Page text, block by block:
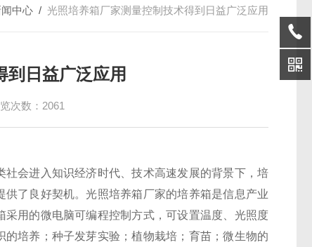
中心 / 光照培养箱厂家测量控制技术得到日益广泛应用
到日益广泛应用
次数：2061
会进入知识经济时代、技术高速发展的背景下，培
了良好契机。光照培养箱厂家的培养箱是信息产业
用的微电脑可编程控制方式，可设置温度、光照度
培养；种子发芽实验；植物栽培；育苗；微生物的